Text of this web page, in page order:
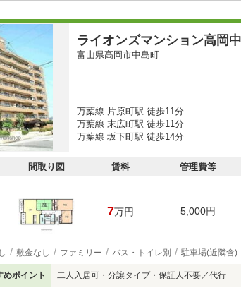
ライオンズマンション高岡中
富山県高岡市中島町
万葉線 片原町駅 徒歩11分
万葉線 末広町駅 徒歩11分
万葉線 坂下町駅 徒歩14分
間取り図 賃料 管理費等
7万円 5,000円
敷金なし ファミリー バス・トイレ別 駐車場(近隣含)
めポイント 二人入居可・分譲タイプ・保証人不要／代行